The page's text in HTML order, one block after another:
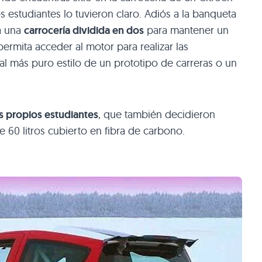
estudiantes lo tuvieron claro. Adiós a la banqueta
una carrocería dividida en dos para mantener un
acceder al motor para realizar las
más puro estilo de un prototipo de carreras o un
propios estudiantes, que también decidieron
60 litros cubierto en fibra de carbono.